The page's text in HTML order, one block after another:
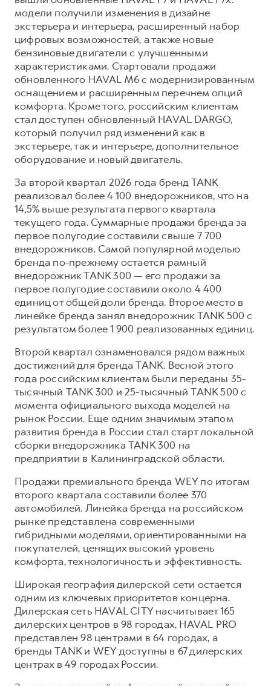
модели получили изменения в дизайне
экстерьера и интерьера, расширенный набор
цифровых возможностей, а также новые
бензиновые двигатели с улучшенными
характеристиками. Стартовали продажи
обновленного HAVAL M6 с модернизированным
оснащением и расширенным перечнем опций
комфорта. Кроме того, российским клиентам
стал доступен обновленный HAVAL DARGO,
который получил ряд изменений как в
экстерьере, так и интерьере, дополнительное
оборудование и новый двигатель.
За второй квартал 2026 года бренд TANK
реализовал более 4 100 внедорожников, что на
14,5% выше результата первого квартала
текущего года. Суммарные продажи бренда за
первое полугодие составили свыше 7 700
внедорожников. Самой популярной моделью
бренда по-прежнему остается рамный
внедорожник TANK 300 — его продажи за
первое полугодие составили около 4 400
единиц от общей доли бренда. Второе место в
линейке бренда занял внедорожник TANK 500 с
результатом более 1 900 реализованных единиц.
Второй квартал ознаменовался рядом важных
достижений для бренда TANK. Весной этого
года российским клиентам были переданы 35-
тысячный TANK 300 и 25-тысячный TANK 500 с
момента официального выхода моделей на
рынок России. Еще одним значимым этапом
развития бренда в России стал старт локальной
сборки внедорожника TANK 300 на
предприятии в Калининградской области.
Продажи премиального бренда WEY по итогам
второго квартала составили более 370
автомобилей. Линейка бренда на российском
рынке представлена современными
гибридными моделями, ориентированными на
покупателей, ценящих высокий уровень
комфорта, технологичность и эффективность.
Широкая география дилерской сети остается
одним из ключевых приоритетов концерна.
Дилерская сеть HAVAL CITY насчитывает 165
дилерских центров в 98 городах, HAVAL PRO
представлен 98 центрами в 64 городах, а
бренды TANK и WEY доступны в 67 дилерских
центрах в 49 городах России.